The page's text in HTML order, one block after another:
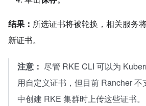
结果： 所选证书将被轮换，相关服务
新证书。
注意： 尽管 RKE CLI 可以为
用自定义证书，但目前 Rancher 不
中创建 RKE 集群时上传这些证书。